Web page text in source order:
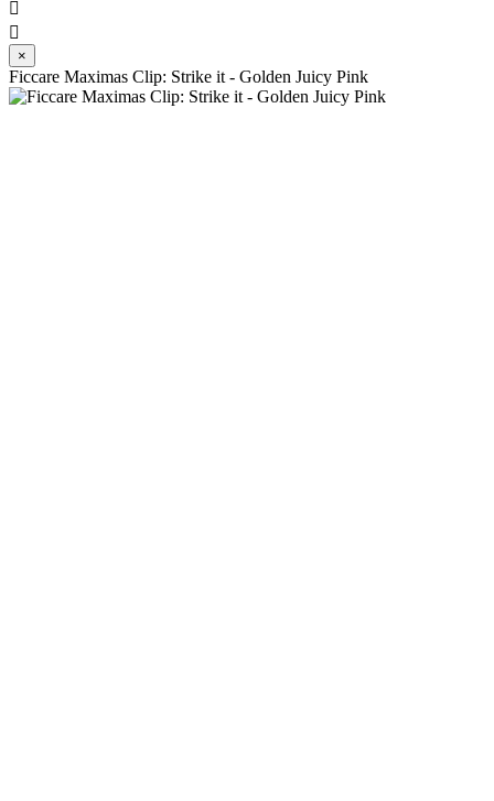


×
Ficcare Maximas Clip: Strike it - Golden Juicy Pink